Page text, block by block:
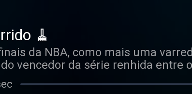
🧹
da NBA, como mais uma
vencedor da série renhida entre
Nenhuma!